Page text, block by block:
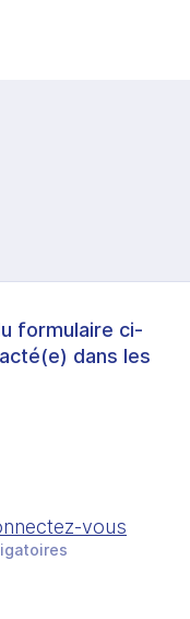
formulaire ci-
dans les
vous